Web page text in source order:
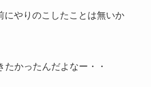
にやりのこしたことは無いか
たかったんだよなー・・